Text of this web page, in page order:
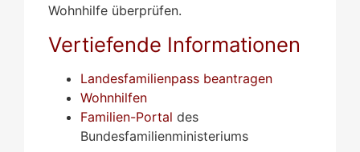
Wohnhilfe überprüfen.
Vertiefende Informationen
Landesfamilienpass beantragen
Wohnhilfen
Familien-Portal des
Bundesfamilienministeriums